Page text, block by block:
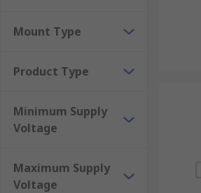
Mount Type
Product Type
Minimum Supply
Voltage
Maximum Supply
Voltage